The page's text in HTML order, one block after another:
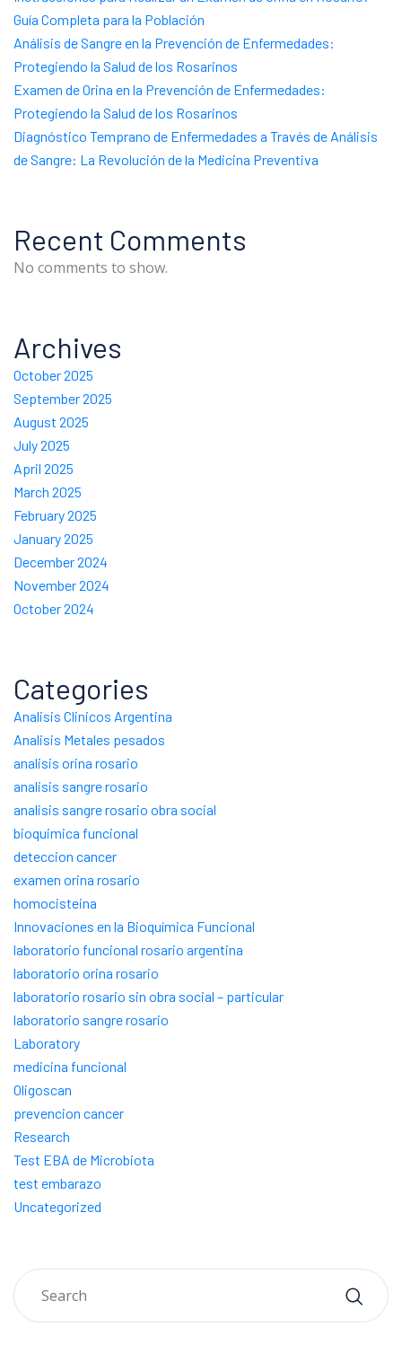
Guía Completa para la Población
Análisis de Sangre en la Prevención de Enfermedades:
Protegiendo la Salud de los Rosarinos
Examen de Orina en la Prevención de Enfermedades:
Protegiendo la Salud de los Rosarinos
Diagnóstico Temprano de Enfermedades a Través de Análisis
de Sangre: La Revolución de la Medicina Preventiva
Recent Comments
No comments to show.
Archives
October 2025
September 2025
August 2025
July 2025
April 2025
March 2025
February 2025
January 2025
December 2024
November 2024
October 2024
Categories
Analisis Clinicos Argentina
Analisis Metales pesados
analisis orina rosario
analisis sangre rosario
analisis sangre rosario obra social
bioquimica funcional
deteccion cancer
examen orina rosario
homocisteina
Innovaciones en la Bioquímica Funcional
laboratorio funcional rosario argentina
laboratorio orina rosario
laboratorio rosario sin obra social – particular
laboratorio sangre rosario
Laboratory
medicina funcional
Oligoscan
prevencion cancer
Research
Test EBA de Microbiota
test embarazo
Uncategorized